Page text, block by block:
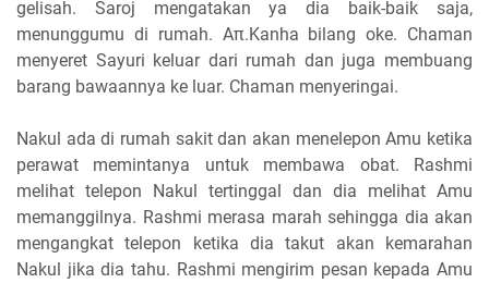
gelisah. Saroj mengatakan ya dia baik-baik saja,
menunggumu di rumah. Aπ.Kanha bilang oke. Chaman
menyeret Sayuri keluar dari rumah dan juga membuang
barang bawaannya ke luar. Chaman menyeringai.
Nakul ada di rumah sakit dan akan menelepon Amu ketika
perawat memintanya untuk membawa obat. Rashmi
melihat telepon Nakul tertinggal dan dia melihat Amu
memanggilnya. Rashmi merasa marah sehingga dia akan
mengangkat telepon ketika dia takut akan kemarahan
Nakul jika dia tahu. Rashmi mengirim pesan kepada Amu